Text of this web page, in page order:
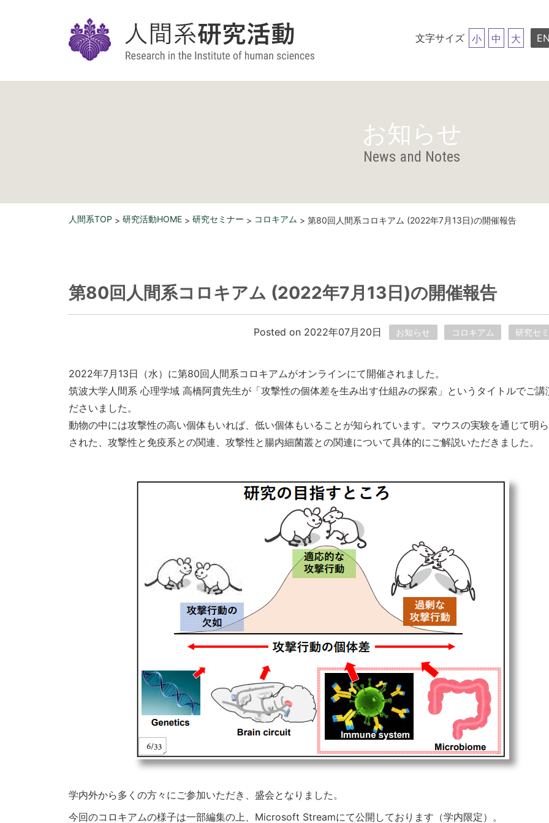
文字サイズ 小 中 大
お知らせ
News and Notes
人間系TOP > 研究活動HOME > 研究セミナー > コロキアム > 第80回人間系コロキアム (2022年7月13日)の開催報告
第80回人間系コロキアム (2022年7月13日)の開催報告
Posted on 2022年07月20日 お知らせ コロキアム 研究セ
2022年7月13日（水）に第80回人間系コロキアムがオンラインにて開催されました。
筑波大学人間系 心理学域 高橋阿貴先生が「攻撃性の個体差を生み出す仕組みの探索」というタイトルでご講
ださいました。
動物の中には攻撃性の高い個体もいれば、低い個体もいることが知られています。マウスの実験を通じて明
された、攻撃性と免疫系との関連、攻撃性と腸内細菌叢との関連について具体的にご解説いただきました。
学内外から多くの方々にご参加いただき、盛会となりました。
今回のコロキアムの様子は一部編集の上、Microsoft Streamにて公開しております（学内限定）。